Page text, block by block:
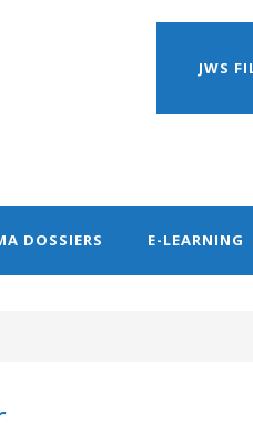
JWS
DOSSIERS E-LEARNING